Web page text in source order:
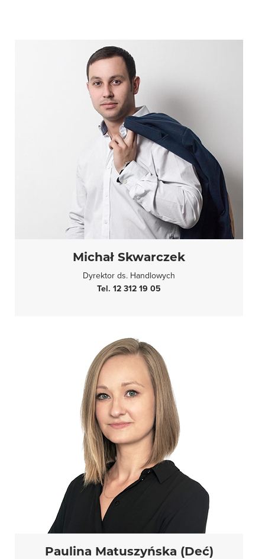
Michał Skwarczek
Dyrektor ds. Handlowych
Tel. 12 312 19 05
Paulina Matuszyńska (Deć)